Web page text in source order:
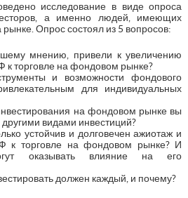
исследование в виде опроса
а именно людей, имеющих
Опрос состоял из 5 вопросов:
мнению, привели к увеличению
к торговле на фондовом рынке?
и возможности фондового
для индивидуальных
на фондовом рынке вы
видами инвестиций?
устойчив и долговечен ажиотаж и
к торговле на фондовом рынке? И
оказывать влияние на его
должен каждый, и почему?